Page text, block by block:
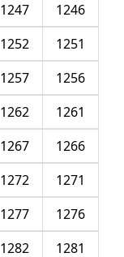
1246
1247
1251
1252
1256
1257
1261
1262
1266
1267
1271
1272
1276
1277
1281
1282